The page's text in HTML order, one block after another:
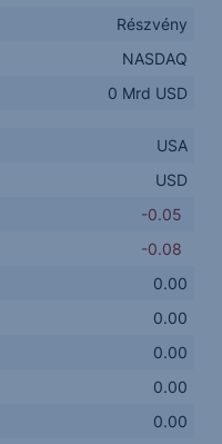
Részvény
NASDAQ
0 Mrd USD
USA
USD
-0.05
-0.08
0.00
0.00
0.00
0.00
0.00